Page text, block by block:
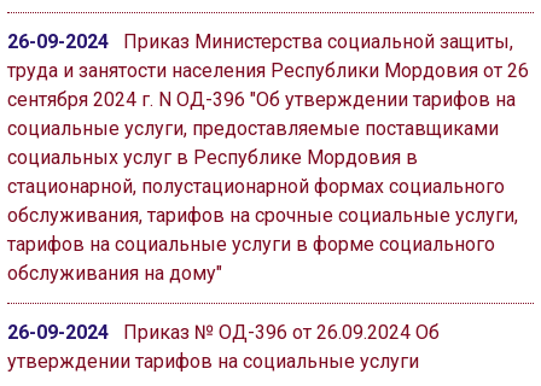
26-09-2024
Приказ Министерства социальной защиты,
труда и занятости населения Республики Мордовия от 26
сентября 2024 г. N ОД-396 "Об утверждении тарифов на
социальные услуги, предоставляемые поставщиками
социальных услуг в Республике Мордовия в
стационарной, полустационарной формах социального
обслуживания, тарифов на срочные социальные услуги,
тарифов на социальные услуги в форме социального
обслуживания на дому"
26-09-2024
Приказ № ОД-396 от 26.09.2024 Об
утверждении тарифов на социальные услуги